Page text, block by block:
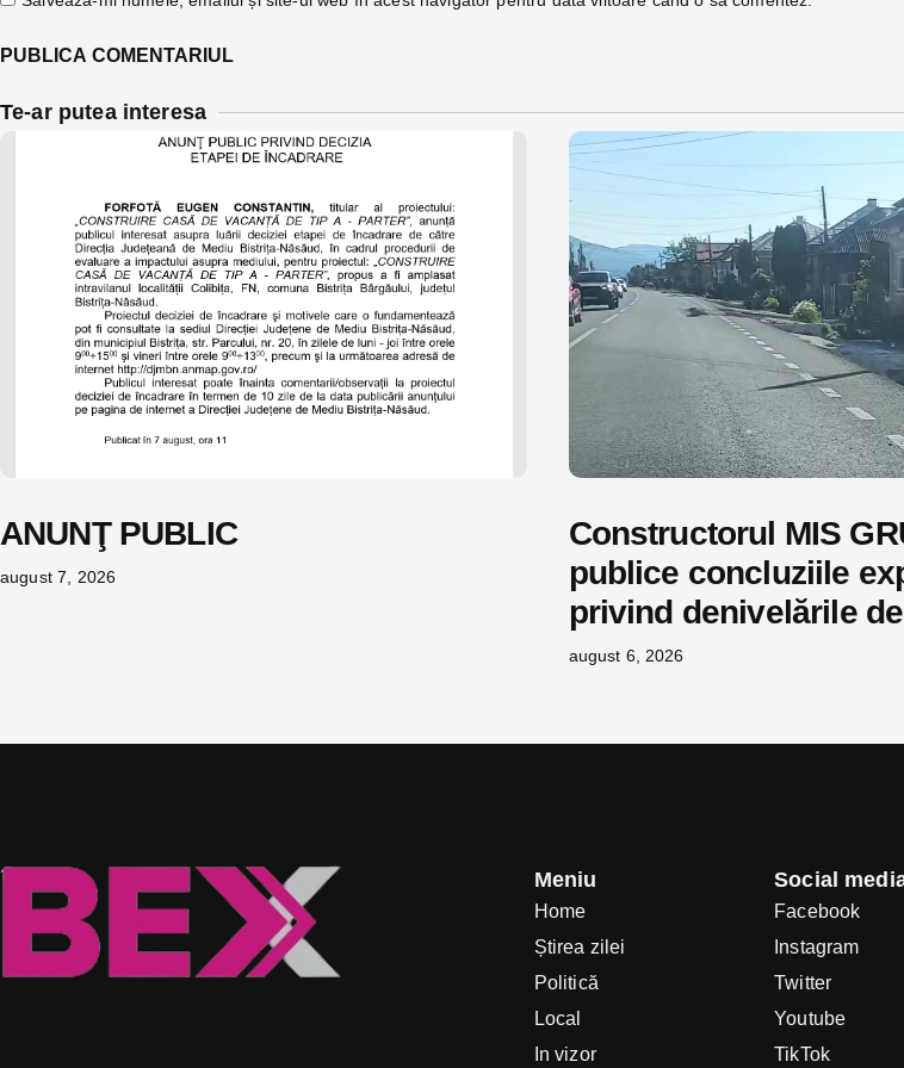
Te-ar putea interesa
ANUNŢ PUBLIC
august 7, 2026
Constructorul MIS
publice concluziile
privind denivelările
august 6, 2026
Meniu
Home
Știrea zilei
Politică
Local
In vizor
Social
Facebook
Instagram
Twitter
Youtube
TikTok